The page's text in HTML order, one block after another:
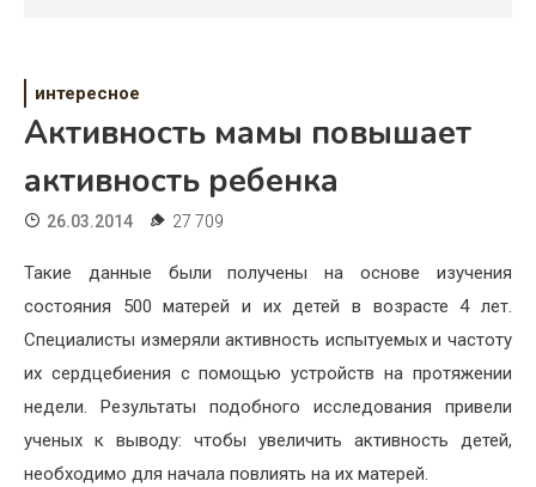
Свадьба
Жизнь
Хобби
Красота
Недвижимость
интересное
Активность мамы повышает
активность ребенка
26.03.2014 27 709
Такие данные были получены на основе изучения
состояния 500 матерей и их детей в возрасте 4 лет.
Специалисты измеряли активность испытуемых и частоту
их сердцебиения с помощью устройств на протяжении
недели. Результаты подобного исследования привели
ученых к выводу: чтобы увеличить активность детей,
необходимо для начала повлиять на их матерей.